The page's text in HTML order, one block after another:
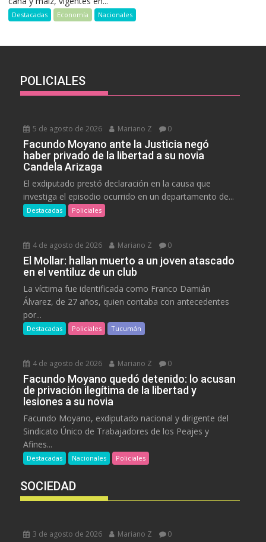
Destacadas Economía Nacionales
POLICIALES
5 de agosto de 2026 Mariano Z 0
Facundo Moyano ante la Justicia negó
haber privado de la libertad a su novia
Candela Arizaga
El exdiputado prestó declaración en la causa que
investiga el episodio ocurrido en un departamento de...
Destacadas Policiales
4 de agosto de 2026 Mariano Z 0
El Mollar: hallan muerto a un joven atascado
en el ventiluz de un club
La víctima fue identificada como Franco Damián
Álvarez, de 27 años, quien contaba con antecedentes
por...
Destacadas Policiales Tucumán
4 de agosto de 2026 Mariano Z 0
Facundo Moyano quedó detenido: lo acusan
de privación ilegítima de la libertad y
lesiones a su novia
Facundo Moyano, exdiputado nacional y dirigente del
Sindicato Único de Trabajadores de los Peajes y
Afines...
Destacadas Nacionales Policiales
SOCIEDAD
3 de agosto de 2026 Mariano Z 0